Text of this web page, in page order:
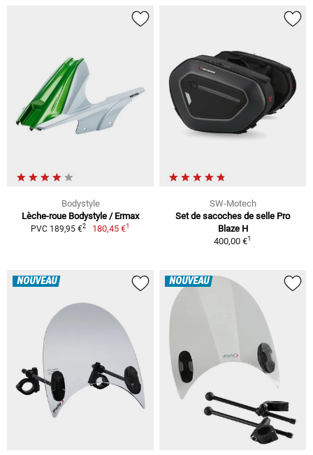
Bodystyle
Lèche-roue Bodystyle / Ermax
PVC 189,95 €2 180,45 €1
SW-Motech
Set de sacoches de selle Pro
Blaze H
400,00 €1
NOUVEAU NOUVEAU